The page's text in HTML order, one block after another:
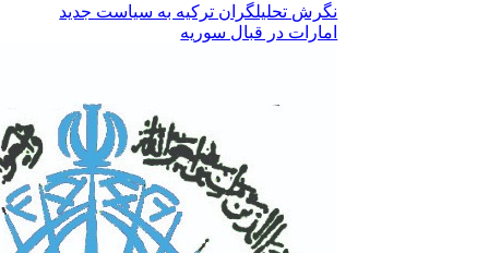
نگرش تحلیلگران ترکیه به سیاست جدید
امارات در قبال سوریه